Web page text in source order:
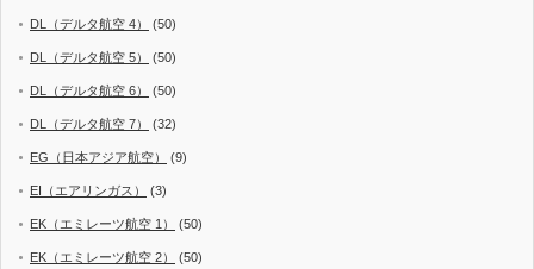
DL（デルタ航空 4） (50)
DL（デルタ航空 5） (50)
DL（デルタ航空 6） (50)
DL（デルタ航空 7） (32)
EG（日本アジア航空） (9)
EI（エアリンガス） (3)
EK（エミレーツ航空 1） (50)
EK（エミレーツ航空 2） (50)